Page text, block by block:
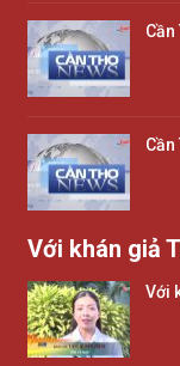
Với khán giả
Với